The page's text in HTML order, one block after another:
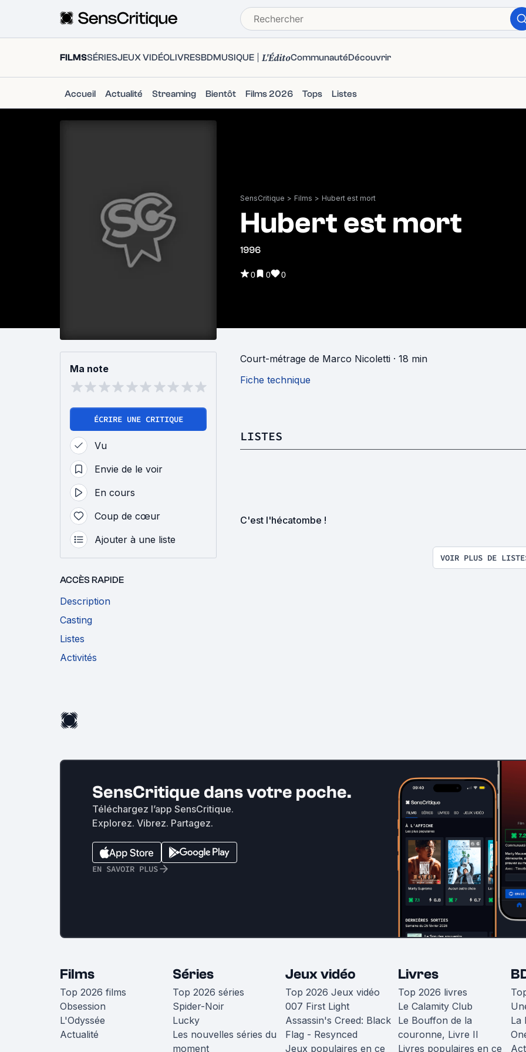
FILMSSÉRIESJEUX VIDÉOLIVRESBDMUSIQUE L'ÉditoCommunautéDécouvrir
Accueil Actualité Streaming Bientôt Films 2026 Tops Listes
SensCritique > Films > Hubert est mort
Hubert est mort
1996
0 0 0
Ma note
ÉCRIRE UNE CRITIQUE
Vu
Envie de le voir
En cours
Coup de cœur
Ajouter à une liste
ACCÈS RAPIDE
Description
Casting
Listes
Activités
Court-métrage de Marco Nicoletti · 18 min
Fiche technique
LISTES
C'est l'hécatombe !
VOIR PLUS DE
SensCritique dans votre poche.
Téléchargez l’app SensCritique.
Explorez. Vibrez. Partagez.
EN SAVOIR PLUS
Films
Top 2026 films
Obsession
L'Odyssée
Actualité
Séries
Top 2026 séries
Spider-Noir
Lucky
Les nouvelles séries du
moment
Jeux vidéo
Top 2026 Jeux vidéo
007 First Light
Assassin's Creed: Black
Flag - Resynced
Jeux populaires en ce
Livres
Top 2026 livres
Le Calamity Club
Le Bouffon de la
couronne, Livre II
Livres populaires en ce
La